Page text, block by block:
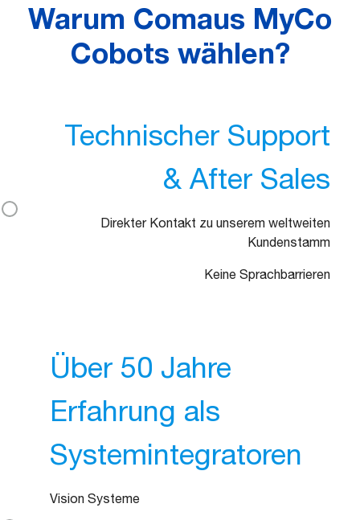
Warum Comaus MyCo
Cobots wählen?
Technischer Support
& After Sales
Direkter Kontakt zu unserem weltweiten
Kundenstamm
Keine Sprachbarrieren
Über 50 Jahre
Erfahrung als
Systemintegratoren
Vision Systeme